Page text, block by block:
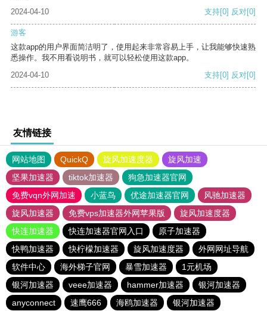
2024-04-10
支持[0] 反对[0]
游客
这款app的用户界面简洁明了，使用起来非常容易上手，让我能够快速熟
悉操作。我不用看说明书，就可以轻松使用这款app。
2024-04-10
支持[0] 反对[0]
友情链接
网站地图 QuickQ 旋风加速度器
旋风加速
坚果加速器
tiktok加速器
狗急加速器官网
免费vqn外网加速
小蓝鸟 优途加速器官网
风驰加速器
旋风加速器
免费vps加速器外网苹果版
旋风加速度器
快连加速器
快连加速器官网入口
原子加速器
快鸭加速器
快柠檬加速器 旋风加速度器
外网网址导航
软件中心
海外梯子官网 暴雪加速器
1元机场
银河加速器
veee加速器 hammer加速器
银河加速器
anyconnect
速鹰666 海鸥加速器 银河加速器